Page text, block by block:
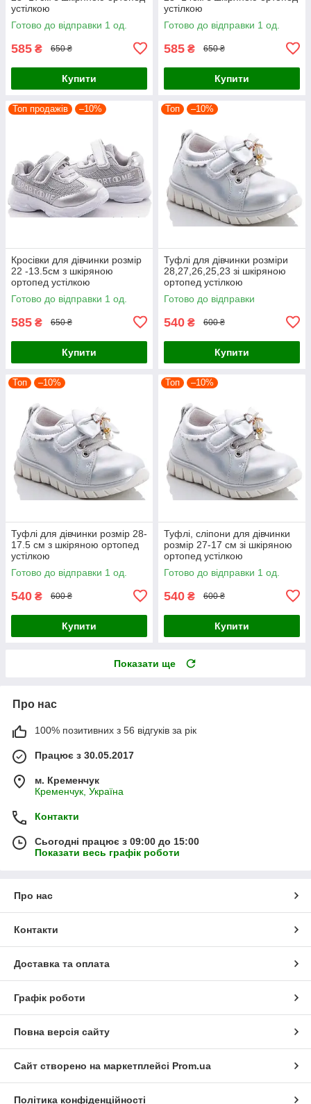
устілкою
Готово до відправки 1 од.
585 ₴ 650 ₴
Купити
устілкою
Готово до відправки 1 од.
585 ₴ 650 ₴
Купити
Топ продажів –10%
Кросівки для дівчинки розмір
22 -13.5см з шкіряною
ортопед устілкою
Готово до відправки 1 од.
585 ₴ 650 ₴
Купити
Топ –10%
Туфлі для дівчинки розміри
28,27,26,25,23 зі шкіряною
ортопед устілкою
Готово до відправки
540 ₴ 600 ₴
Купити
Топ –10%
Туфлі для дівчинки розмір 28-
17.5 см з шкіряною ортопед
устілкою
Готово до відправки 1 од.
540 ₴ 600 ₴
Купити
Топ –10%
Туфлі, сліпони для дівчинки
розмір 27-17 см зі шкіряною
ортопед устілкою
Готово до відправки 1 од.
540 ₴ 600 ₴
Купити
Показати ще
Про нас
100% позитивних з 56 відгуків за рік
Працює з 30.05.2017
м. Кременчук
Кременчук, Україна
Контакти
Сьогодні працює з 09:00 до 15:00
Показати весь графік роботи
Про нас
Контакти
Доставка та оплата
Графік роботи
Повна версія сайту
Сайт створено на маркетплейсі Prom.ua
Політика конфіденційності